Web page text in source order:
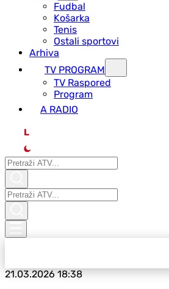
Fudbal
Košarka
Tenis
Ostali sportovi
Arhiva
TV PROGRAM
ТV Raspored
Program
A RADIO
L
21.03.202618:38